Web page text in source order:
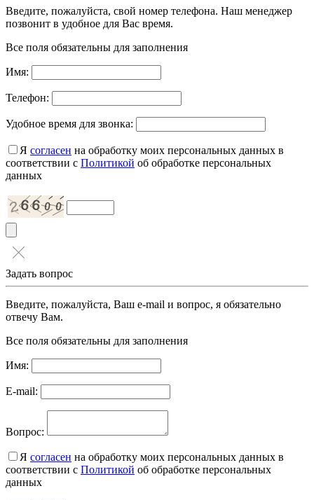
Введите, пожалуйста, свой номер телефона. Наш менеджер
позвонит в удобное для Вас время.
Все поля обязательны для заполнения
Имя:
Телефон:
Удобное время для звонка:
Я согласен на обработку моих персональных данных в
соответствии с Политикой об обработке персональных
данных
Задать вопрос
Введите, пожалуйста, Ваш e-mail и вопрос, я обязательно
отвечу Вам.
Все поля обязательны для заполнения
Имя:
E-mail:
Вопрос:
Я согласен на обработку моих персональных данных в
соответствии с Политикой об обработке персональных
данных